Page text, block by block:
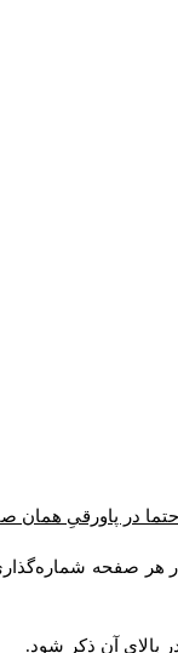
در پاورقیِ همان
هر صفحه
بالای آن ذکر شود.